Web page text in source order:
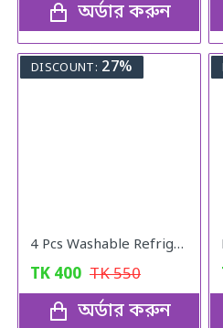
অর্ডার করুন
DISCOUNT: 27%
4 Pcs Washable Refrigerator Mats
TK 400 TK550
অর্ডার করুন